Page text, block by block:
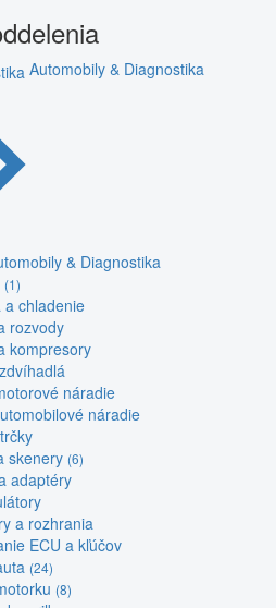
Automobily & Diagnostika
& Diagnostika
(1)
a chladenie
rozvody
kompresory
náradie
náradie
skenery (6)
adaptéry
a rozhrania
ECU a kľúčov
(24)
(8)